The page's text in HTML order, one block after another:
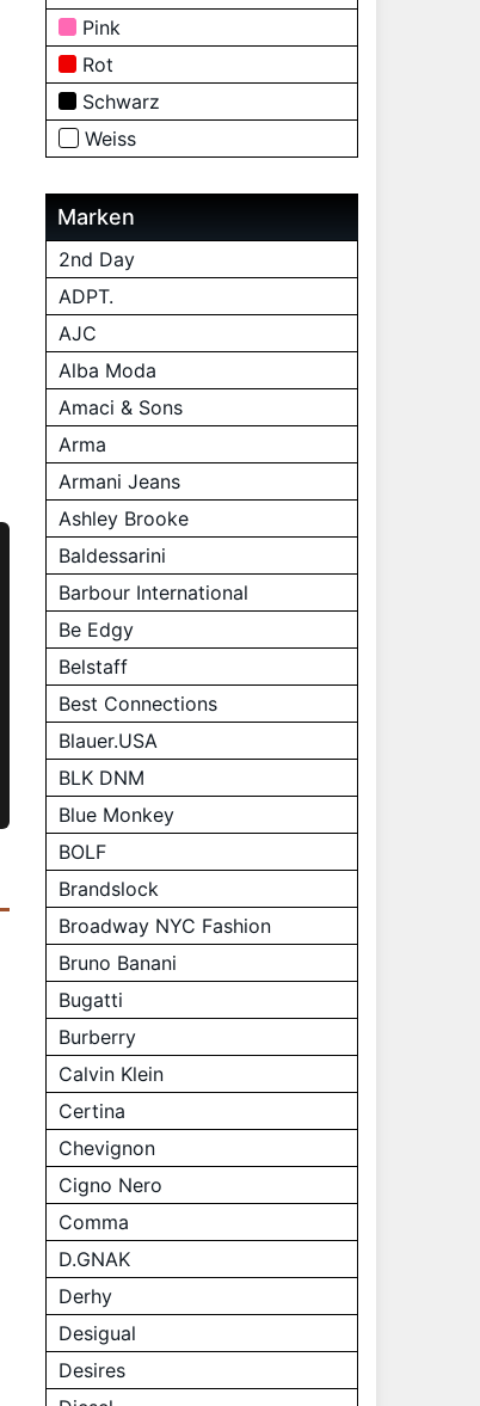
Pink
Rot
Schwarz
Weiss
Marken
2nd Day
ADPT.
AJC
Alba Moda
Amaci & Sons
Arma
Armani Jeans
Ashley Brooke
Baldessarini
Barbour International
Be Edgy
Belstaff
Best Connections
Blauer.USA
BLK DNM
Blue Monkey
BOLF
Brandslock
Broadway NYC Fashion
Bruno Banani
Bugatti
Burberry
Calvin Klein
Certina
Chevignon
Cigno Nero
Comma
D.GNAK
Derhy
Desigual
Desires